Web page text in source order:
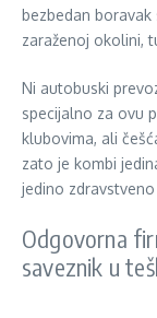
bezbedan
zaraženoj okolini,
Ni autobuski
specijalno za ovu
klubovima, ali
zato je kombi
jedino
Odgovorna
saveznik u